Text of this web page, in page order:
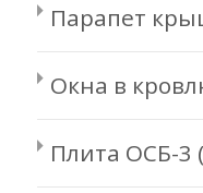
Парапет
Окна в
Плита ОСБ-3